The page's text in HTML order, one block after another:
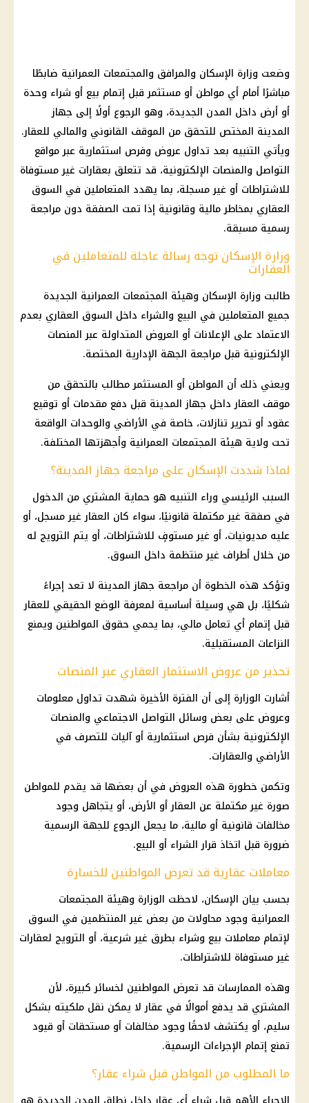
وضعت وزارة الإسكان والمرافق والمجتمعات العمرانية ضابطًا
مباشرًا أمام أي مواطن أو مستثمر قبل إتمام بيع أو شراء وحدة
أو أرض داخل المدن الجديدة، وهو الرجوع أولًا إلى جهاز
المدينة المختص للتحقق من الموقف القانوني والمالي للعقار.
ويأتي التنبيه بعد تداول عروض وفرص استثمارية عبر مواقع
التواصل والمنصات الإلكترونية، قد تتعلق بعقارات غير مستوفاة
للاشتراطات أو غير مسجلة، بما يهدد المتعاملين في السوق
العقاري بمخاطر مالية وقانونية إذا تمت الصفقة دون مراجعة
رسمية مسبقة.
وزارة الإسكان توجه رسالة عاجلة للمتعاملين في
العقارات
طالبت وزارة الإسكان وهيئة المجتمعات العمرانية الجديدة
جميع المتعاملين في البيع والشراء داخل السوق العقاري بعدم
الاعتماد على الإعلانات أو العروض المتداولة عبر المنصات
الإلكترونية قبل مراجعة الجهة الإدارية المختصة.
ويعني ذلك أن المواطن أو المستثمر مطالب بالتحقق من
موقف العقار داخل جهاز المدينة قبل دفع مقدمات أو توقيع
عقود أو تحرير تنازلات، خاصة في الأراضي والوحدات الواقعة
تحت ولاية هيئة المجتمعات العمرانية وأجهزتها المختلفة.
لماذا شددت الإسكان على مراجعة جهاز المدينة؟
السبب الرئيسي وراء التنبيه هو حماية المشتري من الدخول
في صفقة غير مكتملة قانونيًا، سواء كان العقار غير مسجل، أو
عليه مديونيات، أو غير مستوفٍ للاشتراطات، أو يتم الترويج له
من خلال أطراف غير منتظمة داخل السوق.
وتؤكد هذه الخطوة أن مراجعة جهاز المدينة لا تعد إجراءً
شكليًا، بل هي وسيلة أساسية لمعرفة الوضع الحقيقي للعقار
قبل إتمام أي تعامل مالي، بما يحمي حقوق المواطنين ويمنع
النزاعات المستقبلية.
تحذير من عروض الاستثمار العقاري عبر المنصات
أشارت الوزارة إلى أن الفترة الأخيرة شهدت تداول معلومات
وعروض على بعض وسائل التواصل الاجتماعي والمنصات
الإلكترونية بشأن فرص استثمارية أو آليات للتصرف في
الأراضي والعقارات.
وتكمن خطورة هذه العروض في أن بعضها قد يقدم للمواطن
صورة غير مكتملة عن العقار أو الأرض، أو يتجاهل وجود
مخالفات قانونية أو مالية، ما يجعل الرجوع للجهة الرسمية
ضرورة قبل اتخاذ قرار الشراء أو البيع.
معاملات عقارية قد تعرض المواطنين للخسارة
بحسب بيان الإسكان، لاحظت الوزارة وهيئة المجتمعات
العمرانية وجود محاولات من بعض غير المنتظمين في السوق
لإتمام معاملات بيع وشراء بطرق غير شرعية، أو الترويج لعقارات
غير مستوفاة للاشتراطات.
وهذه الممارسات قد تعرض المواطنين لخسائر كبيرة، لأن
المشتري قد يدفع أموالًا في عقار لا يمكن نقل ملكيته بشكل
سليم، أو يكتشف لاحقًا وجود مخالفات أو مستحقات أو قيود
تمنع إتمام الإجراءات الرسمية.
ما المطلوب من المواطن قبل شراء عقار؟